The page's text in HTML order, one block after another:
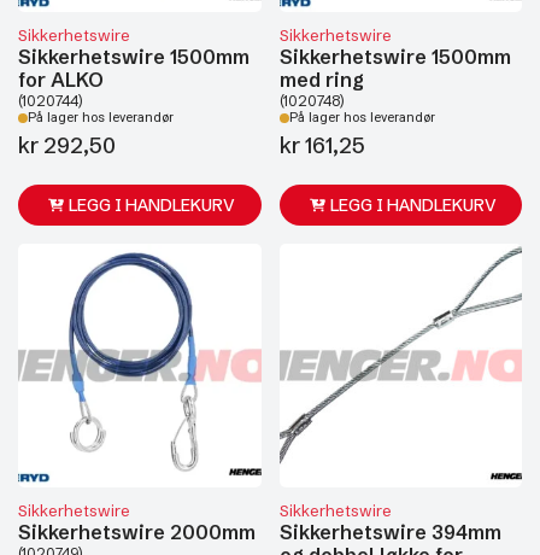
Sikkerhetswire
Sikkerhetswire 1500mm
for ALKO
(1020744)
På lager hos leverandør
kr 292,50
LEGG I HANDLEKURV
Sikkerhetswire
Sikkerhetswire 1500mm
med ring
(1020748)
På lager hos leverandør
kr161,25
LEGG I HANDLEKURV
Sikkerhetswire
Sikkerhetswire 2000mm
Sikkerhetswire
Sikkerhetswire 394mm